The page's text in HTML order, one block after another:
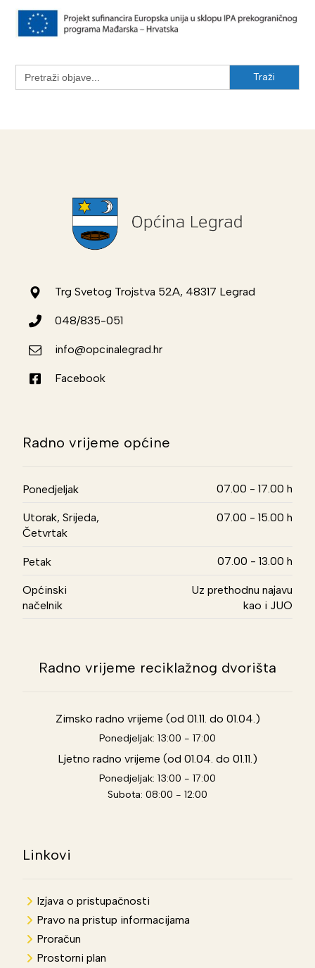
Search
for:
Trg Svetog Trojstva 52A, 48317 Legrad
048/835-051
info@opcinalegrad.hr
Facebook
Radno vrijeme općine
Ponedjeljak 07.00 - 17.00 h
Utorak, Srijeda,
Četvrtak
07.00 - 15.00 h
Petak 07.00 - 13.00 h
Općinski
načelnik
Uz prethodnu najavu
kao i JUO
Radno vrijeme reciklažnog dvorišta
Zimsko radno vrijeme (od 01.11. do 01.04.)
Ponedjeljak: 13:00 - 17:00
Ljetno radno vrijeme (od 01.04. do 01.11.)
Ponedjeljak: 13:00 - 17:00
Subota: 08:00 - 12:00
Linkovi
Izjava o pristupačnosti
Pravo na pristup informacijama
Proračun
Prostorni plan